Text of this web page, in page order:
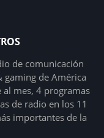
de comunicación
gaming de América
al mes, 4 programas
de radio en los 11
importantes de la